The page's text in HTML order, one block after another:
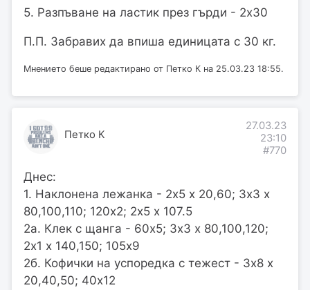
5. Разпъване на ластик през гърди - 2х30
П.П. Забравих да впиша единицата с 30 кг.
Мнението беше редактирано от Петко К на 25.03.23 18:55.
Петко К
27.03.23
23:10
#770
Днес:
1. Наклонена лежанка - 2х5 х 20,60; 3х3 х
80,100,110; 120х2; 2х5 х 107.5
2а. Клек с щанга - 60х5; 3х3 х 80,100,120;
2х1 х 140,150; 105х9
2б. Кофички на успоредка с тежест - 3х8 х
20,40,50; 40х12